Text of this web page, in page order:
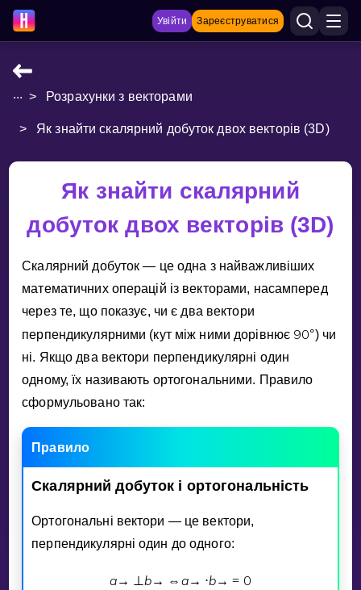
Увійти Зареєструватися
НАВЧАЛЬНІ МАТЕРІАЛИ
Curriculum
Показати більше
Multiplication Master
Джуніор-матем
Показати більше
Invite a Friend
Увійти
... > Розрахунки з векторами
> Як знайти скалярний добуток двох векторів (3D)
Як знайти скалярний
добуток двох векторів (3D)
Скалярний добуток — це одна з найважливiших
математичних операцiй iз векторами, насамперед
через те, що показує, чи є два вектори
перпендикулярними (кут мiж ними дорiвнює 90°) чи
нi. Якщо два вектори перпендикулярнi один
одному, їх називають ортогональними. Правило
сформульовано так:
Правило
Скалярний добуток i ортогональнiсть
Ортогональнi вектори — це вектори,
перпендикулярнi один до одного:
a→ ⊥ b→ ⇔ a→ ⋅b→ = 0